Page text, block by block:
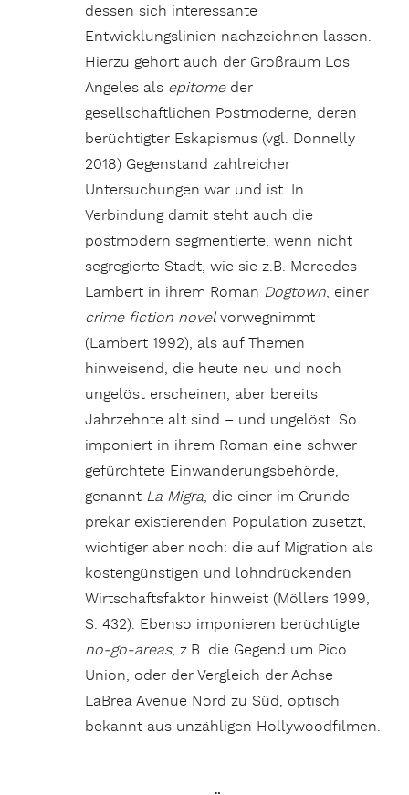
dessen sich interessante
Entwicklungslinien nachzeichnen lassen.
Hierzu gehört auch der Großraum Los
Angeles als epitomeder
gesellschaftlichen Postmoderne, deren
berüchtigter Eskapismus (vgl. Donnelly
2018) Gegenstand zahlreicher
Untersuchungen war und ist. In
Verbindung damit steht auch die
postmodern segmentierte, wenn nicht
segregierte Stadt, wie sie z.B. Mercedes
Lambert in ihrem Roman Dogtown, einer
crime fiction novelvorwegnimmt
(Lambert 1992), als auf Themen
hinweisend, die heute neu und noch
ungelöst erscheinen, aber bereits
Jahrzehnte alt sind – und ungelöst. So
imponiert in ihrem Roman eine schwer
gefürchtete Einwanderungsbehörde,
genannt La Migra, die einer im Grunde
prekär existierenden Population zusetzt,
wichtiger aber noch: die auf Migration als
kostengünstigen und lohndrückenden
Wirtschaftsfaktor hinweist (Möllers 1999,
S. 432). Ebenso imponieren berüchtigte
no-go-areas, z.B. die Gegend um Pico
Union, oder der Vergleich der Achse
LaBrea Avenue Nord zu Süd, optisch
bekannt aus unzähligen Hollywoodfilmen.